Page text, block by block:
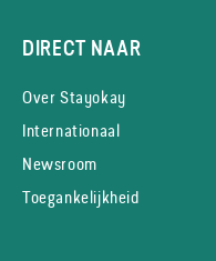
DIRECT NAAR
Over Stayokay
Internationaal
Newsroom
Toegankelijkheid